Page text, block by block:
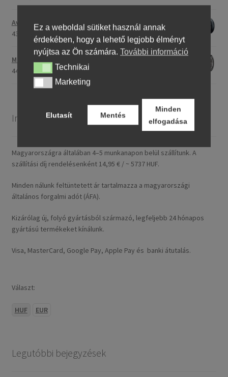
Avon Roadrider MKII 110/80 - 18 (58V) TL (első/hátsó)
43719,11 Ft
Maxxis M-6011 170/80 - 15 77H TL (hátsó gumi)
44661,23 Ft
Információ
Magyarországra általában 4–5 munkanapon belül szállítunk. A
szállítási díj rendelésenként 14,95 € / ~ 5737 HUF.
Minden nálunk feltüntetett ár tartalmazza a magyarországi
általános forgalmi adót (ÁFA).
Kizárólag új, folyó gyártásból származó, legfeljebb 24 hónapos
gyártású termékeket kínálunk.
Visa, MasterCard, Google Pay, Apple Pay és banki átutalás.
Választ:
HUF EUR
Legutóbbi bejegyzések
Ez a weboldal sütiket használ annak
érdekében, hogy a lehető legjobb élményt
nyújtsa az Ön számára. További információ
TechnikaiTechnikai
MarketingMarketing
Elutasít Mentés
Minden
elfogadása